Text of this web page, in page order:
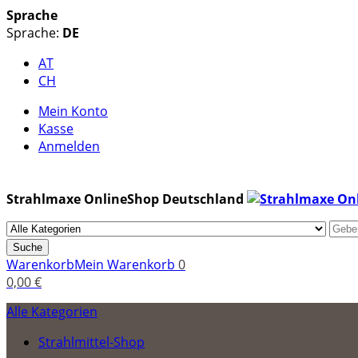
Sprache
Sprache: DE
AT
CH
Mein Konto
Kasse
Anmelden
Strahlmaxe OnlineShop Deutschland
Suche
WarenkorbMein Warenkorb 0
0,00 €
Alle Kategorien
Strahlmittel-Shop